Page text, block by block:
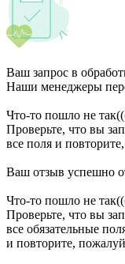
Ваш запрос в
Наши менеджеры
Что-то пошло не
Проверьте, что вы
все поля и
Ваш отзыв успешно
Что-то пошло не
Проверьте, что вы
все обязательные
и повторите,